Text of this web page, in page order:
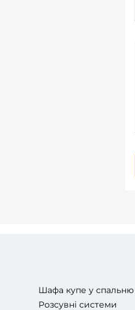
Шафа купе у спальню
Розсувні системи